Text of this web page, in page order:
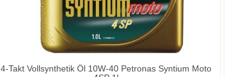
4-Takt Vollsynthetik Öl 10W-40 Petronas Syntium Moto